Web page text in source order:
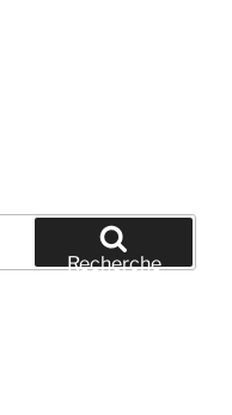
Recherche